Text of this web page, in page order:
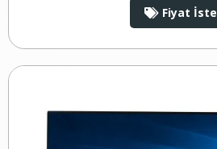
Fiyat İste